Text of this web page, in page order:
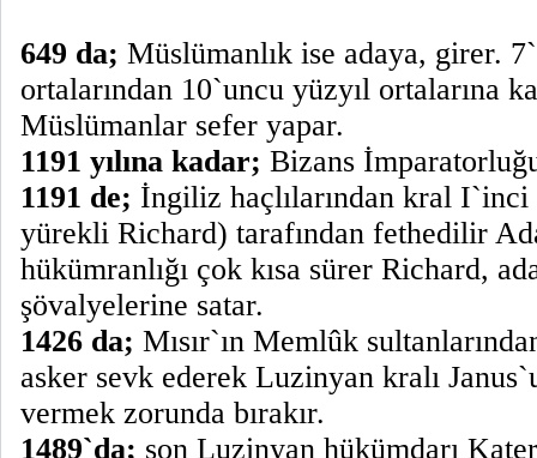
649 da; Müslümanlık ise adaya, girer.
ortalarından 10`uncu yüzyıl ortalarına
Müslümanlar sefer yapar.
1191 yılına kadar; Bizans
1191 de; İngiliz haçlılarından kral
yürekli Richard) tarafından fethedilir
hükümranlığı çok kısa sürer Richard,
şövalyelerine satar.
1426 da; Mısır`ın Memlûk
asker sevk ederek Luzinyan kralı
vermek zorunda bırakır.
1489`da; son Luzinyan hükümdarı